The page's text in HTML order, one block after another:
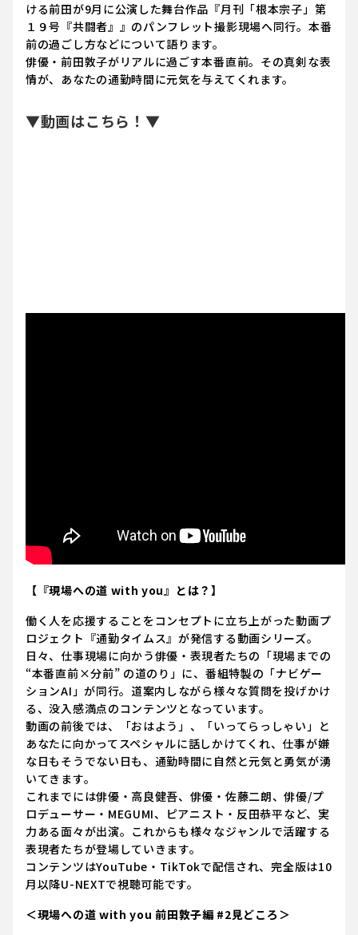
ける前田が9月に公演した舞台作品『月刊「根本宗子」第
１９号『共闘者』』のパンフレット撮影現場へ同行。本番
前の過ごし方などについて語ります。
俳優・前田敦子がリアルに過ごす本番直前。その真剣な表
情が、あなたの通勤時間に元気を与えてくれます。
▼動画はこちら！▼
【『現場への道 with you』とは？】
働く人を応援することをコンセプトに立ち上がった動画プ
ロジェクト『通勤タイムス』が発信する動画シリーズ。
日々、仕事現場に向かう俳優・表現者たちの「現場までの
“本番直前×分前” の道のり」に、番組特製の「ナビゲー
ションAI」が同行。道案内しながら様々な質問を投げかけ
る、没入感満点のコンテンツとなっています。
動画の前後では、「おはよう」、「いってらっしゃい」と
あなたに向かってスペシャルに話しかけてくれ、仕事が嫌
な日もそうでない日も、通勤時間に自然と元気と勇気が湧
いてきます。
これまでには俳優・高良健吾、俳優・佐藤二朗、俳優/プ
ロデューサー・MEGUMI、ピアニスト・反田恭平など、実
力ある面々が出演。これからも様々なジャンルで活躍する
表現者たちが登場していきます。
コンテンツはYouTube・TikTokで配信され、完全版は10
月以降U-NEXTで視聴可能です。
＜現場への道 with you 前田敦子編 #2見どころ＞